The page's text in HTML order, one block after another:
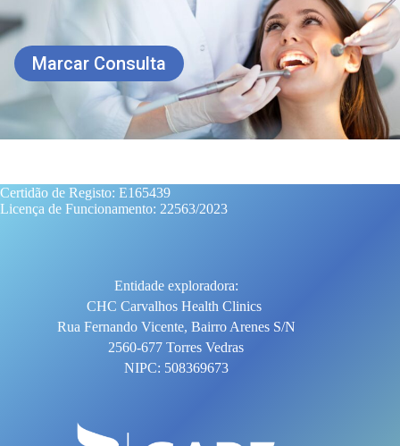
Marcar Consulta
Certidão de Registo: E165439
Licença de Funcionamento: 22563/2023
Entidade exploradora:
CHC Carvalhos Health Clinics
Rua Fernando Vicente, Bairro Arenes S/N
2560-677 Torres Vedras
NIPC: 508369673